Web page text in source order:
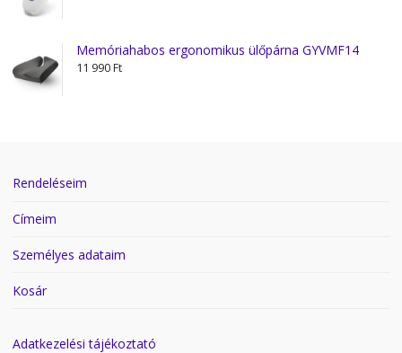
Memóriahabos ergonomikus ülőpárna GYVMF14
11 990Ft
Rendeléseim
Címeim
Személyes adataim
Kosár
Adatkezelési tájékoztató